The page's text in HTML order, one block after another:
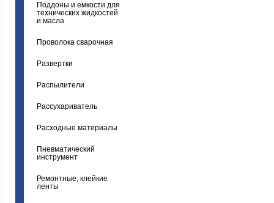
Поддоны и емкости для
технических жидкостей
и масла
Проволока сварочная
Развертки
Распылители
Рассухариватель
Расходные материалы
Пневматический
инструмент
Ремонтные, клейкие
ленты